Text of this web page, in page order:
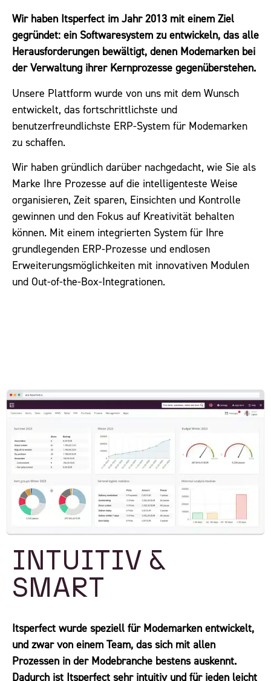
Wir haben Itsperfect im Jahr 2013 mit einem Ziel
gegründet: ein Softwaresystem zu entwickeln, das alle
Herausforderungen bewältigt, denen Modemarken bei
der Verwaltung ihrer Kernprozesse gegenüberstehen.
Unsere Plattform wurde von uns mit dem Wunsch
entwickelt, das fortschrittlichste und
benutzerfreundlichste ERP-System für Modemarken
zu schaffen.
Wir haben gründlich darüber nachgedacht, wie Sie als
Marke Ihre Prozesse auf die intelligenteste Weise
organisieren, Zeit sparen, Einsichten und Kontrolle
gewinnen und den Fokus auf Kreativität behalten
können. Mit einem integrierten System für Ihre
grundlegenden ERP-Prozesse und endlosen
Erweiterungsmöglichkeiten mit innovativen Modulen
und Out-of-the-Box-Integrationen.
INTUITIV &
SMART
Itsperfect wurde speziell für Modemarken entwickelt,
und zwar von einem Team, das sich mit allen
Prozessen in der Modebranche bestens auskennt.
Dadurch ist Itsperfect sehr intuitiv und für jeden leicht